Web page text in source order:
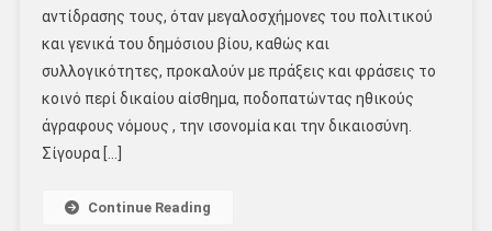
αντίδρασης τους, όταν μεγαλοσχήμονες του πολιτικού
και γενικά του δημόσιου βίου, καθώς και
συλλογικότητες, προκαλούν με πράξεις και φράσεις το
κοινό περί δικαίου αίσθημα, ποδοπατώντας ηθικούς
άγραφους νόμους , την ισονομία και την δικαιοσύνη.
Σίγουρα […]
Continue Reading